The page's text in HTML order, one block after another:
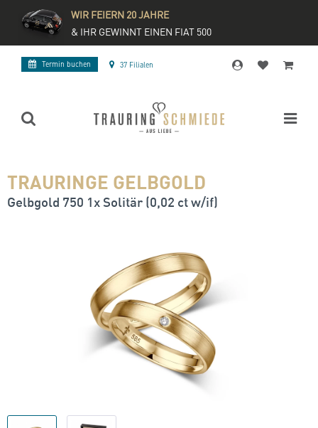
WIR FEIERN 20 JAHRE
& IHR GEWINNT EINEN FIAT 500
Termin buchen 37 Filialen
TRAURINGE GELBGOLD
Gelbgold 750 1x Solitär (0,02 ct w/if)